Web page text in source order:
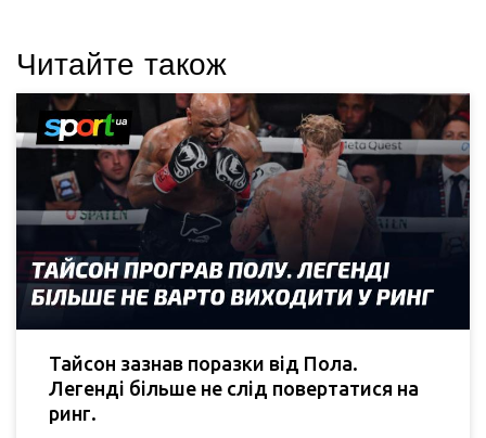
Читайте також
Тайсон зазнав поразки від Пола.
Легенді більше не слід повертатися на
ринг.